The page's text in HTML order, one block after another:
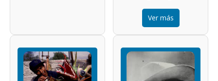
Ver más